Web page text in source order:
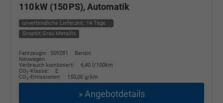
110 kW (150 PS), Automatik
unverbindliche Lieferzeit: 14 Tage
Graphit Grau Metallic
Fahrzeugnr.: 509281
Benzin
Neuwagen
Verbrauch kombiniert:
6,40 l/100km
CO2-Klasse:
E
CO2-Emissionen: 150,00 g/km
» Angebotdetails